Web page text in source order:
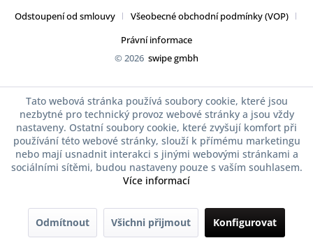
Odstoupení od smlouvy
Všeobecné obchodní podmínky (VOP)
Právní informace
© 2026 swipe gmbh
Tato webová stránka používá soubory cookie, které jsou
nezbytné pro technický provoz webové stránky a jsou vždy
nastaveny. Ostatní soubory cookie, které zvyšují komfort při
používání této webové stránky, slouží k přímému marketingu
nebo mají usnadnit interakci s jinými webovými stránkami a
sociálními sítěmi, budou nastaveny pouze s vaším souhlasem.
Více informací
Odmítnout Všichni přijmout Konfigurovat